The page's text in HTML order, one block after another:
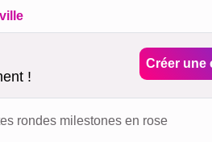
!
Créer une
rondes milestones en rose